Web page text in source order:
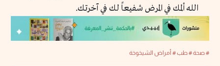
الله ألمك في المرض شفيعاً لك في آخرتك.
# صحة# طب# أمراض الشيخوخة